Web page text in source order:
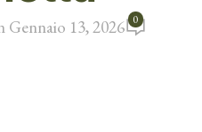
Gennaio 13, 2026 0